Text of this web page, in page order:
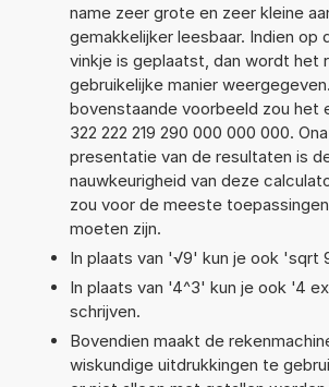
name zeer grote en zeer kleine
gemakkelijker leesbaar. Indien op
vinkje is geplaatst, dan wordt het
gebruikelijke manier
bovenstaande voorbeeld zou het
322 222 219 290 000 000 000.
presentatie van de resultaten is
nauwkeurigheid van deze
zou voor de meeste
moeten zijn.
In plaats van '√9' kun je ook 'sqrt
In plaats van '4^3' kun je ook '4
schrijven.
Bovendien maakt de
wiskundige uitdrukkingen te